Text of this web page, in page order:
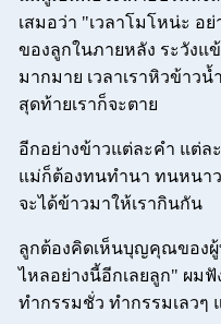
เสมอว่า "เวลาโมโหน่ะ อ
ของลูกในภายหลัง ระวัง
มากมาย เวลาเราหิวข้าว
สุดท้ายเราก็จะตาย
อีกอย่างข้าวแต่ละคำ แต่ล
แม่ก็ต้องทนทำนา ทนหนา
จะได้ข้าวมาให้เรากินกัน
ลูกต้องคิดเห็นบุญคุณของผู้
ไหลอย่างนี้อีกเลยลูก" ผม
ทำกรรมชั่ว ทำกรรมเลวๆ